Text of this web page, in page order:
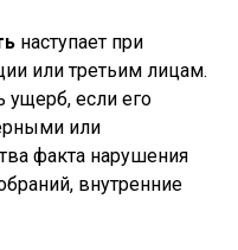
наступает при
или третьим лицам.
ущерб, если его
или
факта нарушения
внутренние